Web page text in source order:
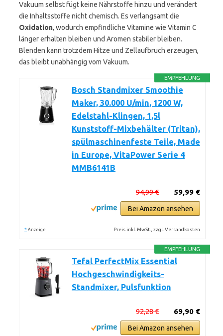
Vakuum selbst fügt keine Nährstoffe hinzu und verändert
die Inhaltsstoffe nicht chemisch. Es verlangsamt die
Oxidation, wodurch empfindliche Vitamine wie Vitamin C
länger erhalten bleiben und Aromen stabiler bleiben.
Blenden kann trotzdem Hitze und Zellaufbruch erzeugen,
das bleibt unabhängig vom Vakuum.
EMPFEHLUNG
Bosch Standmixer Smoothie
Maker, 30.000 U/min, 1200 W,
Edelstahl-Klingen, 1,5l
Kunststoff-Mixbehälter (Tritan),
spülmaschinenfeste Teile, Made
in Europe, VitaPower Serie 4
MMB6141B
59,99 €
94,99 €
Bei Amazon ansehen
* Anzeige Preis inkl. MwSt., zzgl. Versandkosten
EMPFEHLUNG
Tefal PerfectMix Essential
Hochgeschwindigkeits-
Standmixer, Pulsfunktion
69,90 €
92,28 €
Bei Amazon ansehen